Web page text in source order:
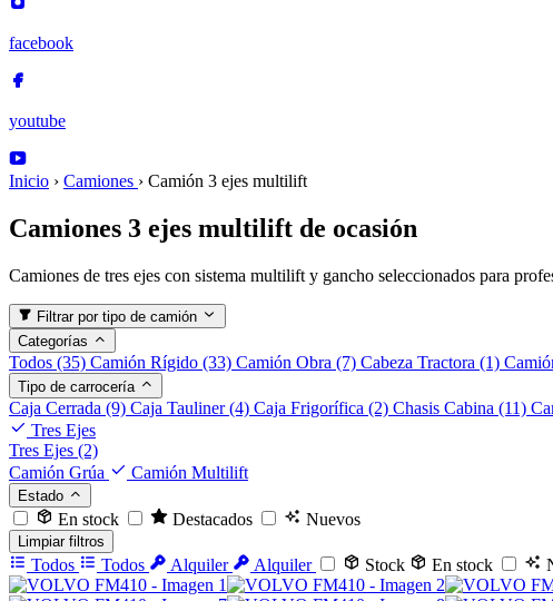
facebook
youtube
Inicio › Camiones › Camión 3 ejes multilift
Camiones 3 ejes multilift de ocasión
Camiones de tres ejes con sistema multilift y gancho seleccionados para
Filtrar por tipo de camión
Categorías
Todos (35) Camión Rígido (33) Camión Obra (7) Cabeza Tractora (1)
Tipo de carrocería
Caja Cerrada (9) Caja Tauliner (4) Caja Frigorífica (2) Chasis Cabina (11)
Tres Ejes
Tres Ejes (2)
Camión Grúa
Camión Multilift
Estado
En stock Destacados Nuevos
Limpiar filtros
Todos Todos Alquiler Alquiler Stock En stock